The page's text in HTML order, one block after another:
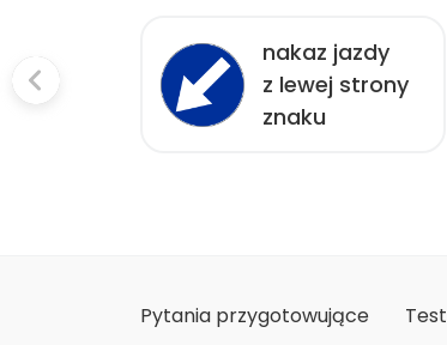
nakaz jazdy
z lewej strony
znaku
Pytania przygotowujące Test